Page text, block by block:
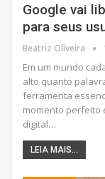
Google vai
para seus
Beatriz Oliveira
Em um mundo
alto quanto
ferramenta
momento perfeito
digital…
LEIA MAIS...